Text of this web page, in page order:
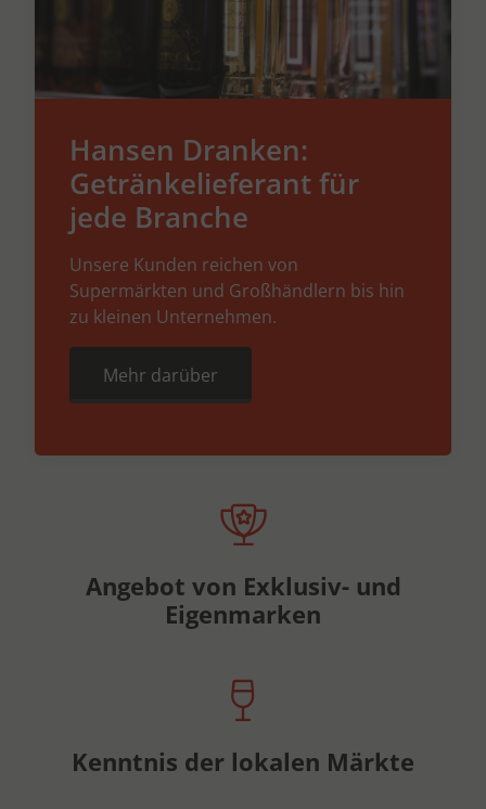
Hansen Dranken:
Getränkelieferant für
jede Branche
Unsere Kunden reichen von
Supermärkten und Großhändlern bis hin
zu kleinen Unternehmen.
Mehr darüber
Angebot von Exklusiv- und
Eigenmarken
Kenntnis der lokalen Märkte